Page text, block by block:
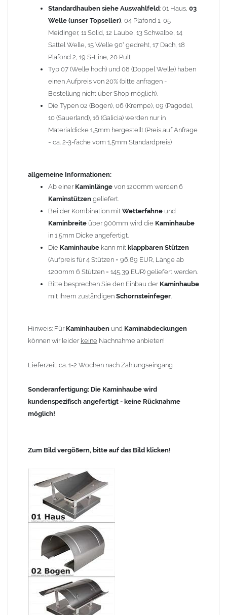
Hinweis: FürKaminhaubenundKaminabdeckungenkönnen wir
Nachnahme anbieten!
Lieferzeit: ca. 1-2 Wochen nach Zahlungseingang
Sonderanfertigung: Die Kaminhaube wird kundenspezifisch
angefertigt - keine Rücknahme möglich!
Zum Bild vergößern, bitte auf das Bild klicken!
Standardhauben siehe Auswahlfeld: 01 Haus, 03
Welle (unser Topseller), 04 Plafond 1, 05
Meidinger, 11 Solid, 12 Laube, 13 Schwalbe, 14
Sattel Welle, 15 Welle 90° gedreht, 17 Dach, 18
Plafond 2, 19 S-Line, 20 Pult
Typ 07 (Welle hoch) und 08 (Doppel Welle) haben
einen Aufpreis von 20% (bitte anfragen -
Bestellung nicht über Shop möglich).
Die Typen 02 (Bogen), 06 (Krempe), 09 (Pagode),
10 (Sauerland), 16 (Galicia) werden nur in
Materialdicke 1,5mm hergestellt (Preis auf Anfrage
= ca. 2-3-fache vom 1,5mm Standardpreis)
allgemeine Informationen:
Ab einer Kaminlänge von 1200mm werden 6
Kaminstützen geliefert.
Bei der Kombination mit Wetterfahne und
Kaminbreite über 900mm wird die Kaminhaube
in 1,5mm Dicke angefertigt.
Die Kaminhaube kann mit klappbaren Stützen
(Aufpreis für 4 Stützen = 96,89 EUR, Länge ab
1200mm 6 Stützen = 145,39 EUR) geliefert werden.
Bitte besprechen Sie den Einbau der Kaminhaube
mit Ihrem zuständigen Schornsteinfeger.
Hinweis: Für Kaminhauben und Kaminabdeckungen
können wir leider keine Nachnahme anbieten!
Lieferzeit: ca. 1-2 Wochen nach Zahlungseingang
Sonderanfertigung: Die Kaminhaube wird
kundenspezifisch angefertigt - keine Rücknahme
möglich!
Zum Bild vergößern, bitte auf das Bild klicken!